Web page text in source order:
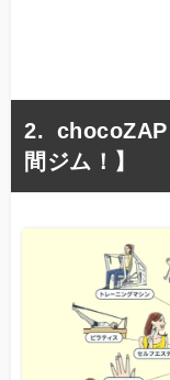
chocoZAP
間ジム！】